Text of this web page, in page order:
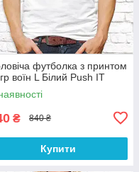
футболка з принтом
воїн L Білий Push IT
₴ 840 ₴
Купити